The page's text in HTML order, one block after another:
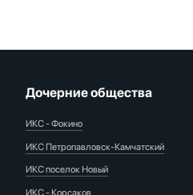
Дочерние общества
ИКС - Фокино
ИКС Петропавловск-Камчатский
ИКС поселок Новый
ИКС - Корсаков